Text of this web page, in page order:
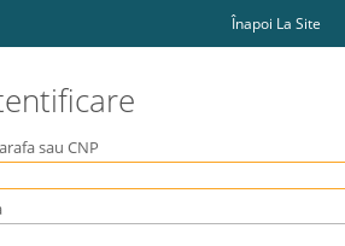
Înapoi La Site
sau CNP